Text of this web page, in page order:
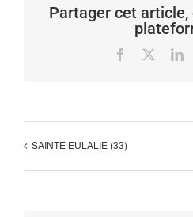
Partager cet
Facebook
SAINTE EULALIE (33)